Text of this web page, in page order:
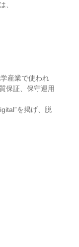
、
産業で使われ
保証、保守運用
を掲げ、脱